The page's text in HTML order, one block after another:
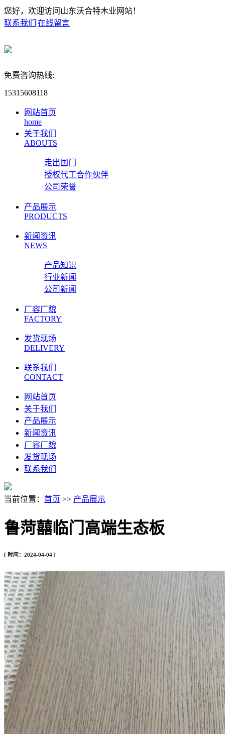
您好，欢迎访问山东沃合特木业网站！
联系我们 |在线留言
免费咨询热线:
15315608118
网站首页
home
关于我们
ABOUTS
走出国门
授权代工合作伙伴
公司荣誉
产品展示
PRODUCTS
新闻资讯
NEWS
产品知识
行业新闻
公司新闻
厂容厂貌
FACTORY
发货现场
DELIVERY
联系我们
CONTACT
网站首页
关于我们
产品展示
新闻资讯
厂容厂貌
发货现场
联系我们
当前位置： 首页 >> 产品展示
鲁菏囍临门高端生态板
[ 时间：2024-04-04 ]